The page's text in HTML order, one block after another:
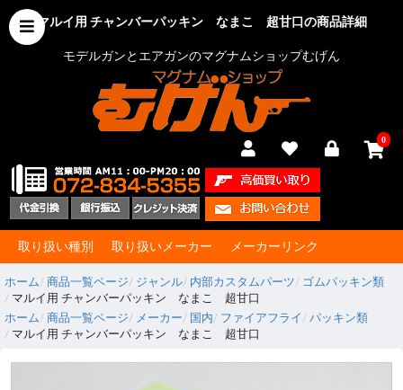
マルイ用 チャンバーパッキン なまこ 超甘口の商品詳細
モデルガンとエアガンのマグナムショップむげん
0
取り扱い種別 取り扱いメーカー メーカーリンク
ホーム 商品一覧ページ ジャンル 内部カスタムパーツ
ゴムパッキン類
マルイ用 チャンバーパッキン なまこ 超甘口
ホーム 商品一覧ページ メーカー 国内 ファイアフライ
パッキン類
マルイ用 チャンバーパッキン なまこ 超甘口